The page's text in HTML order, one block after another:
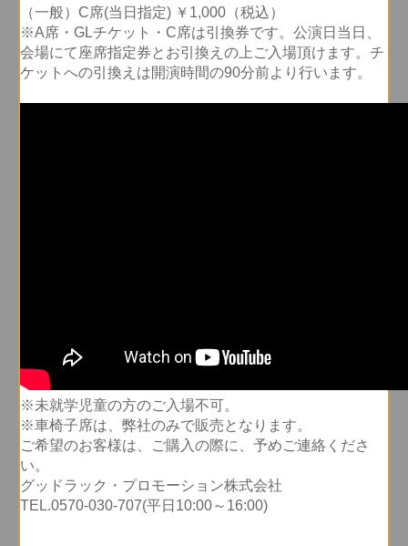
（一般）C席(当日指定) ￥1,000（税込）
※A席・GLチケット・C席は引換券です。公演日当日、
会場にて座席指定券とお引換えの上ご入場頂けます。チ
ケットへの引換えは開演時間の90分前より行います。
※未就学児童の方のご入場不可。
※車椅子席は、弊社のみで販売となります。
ご希望のお客様は、ご購入の際に、予めご連絡くださ
い。
グッドラック・プロモーション株式会社
TEL.0570-030-707(平日10:00～16:00)